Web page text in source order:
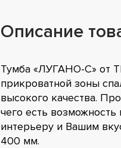
Описание
Тумба «ЛУГАНО-С» от
прикроватной зоны
высокого качества.
чего есть возможность
интерьеру и Вашим
400 мм.